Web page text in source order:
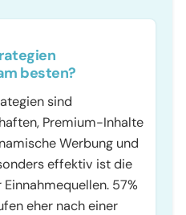
besten?
sind
Premium-Inhalte
Werbung und
effektiv ist die
57%
eher nach einer